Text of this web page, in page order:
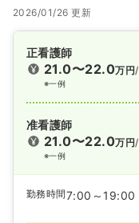
2026/01/26 更新
正看護師
21.0〜22.0万円
※一例
准看護師
21.0〜22.0万円
※一例
勤務時間7:00～19:00